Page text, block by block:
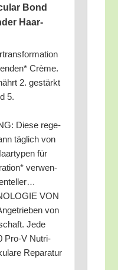
Bond
Haar­
Crè­me.
2. gestärkt
5.
Die­se rege­
täg­lich von
für
ver­wen­
VON
von
Jede
Pro‑V Nut­ri-
Reparatur